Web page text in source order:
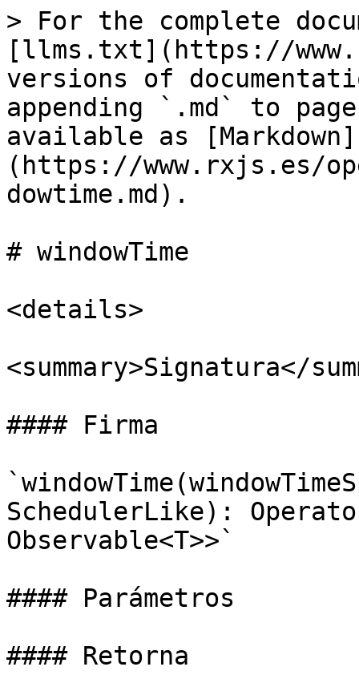
> For the complete
[llms.txt](https://
versions of
appending `.md` to
available as [Markdown]
(https://www.rxjs.es/
dowtime.md).
# windowTime
<details>
<summary>Signatura</
#### Firma
SchedulerLike):
Observable<T>>`
#### Parámetros
#### Retorna